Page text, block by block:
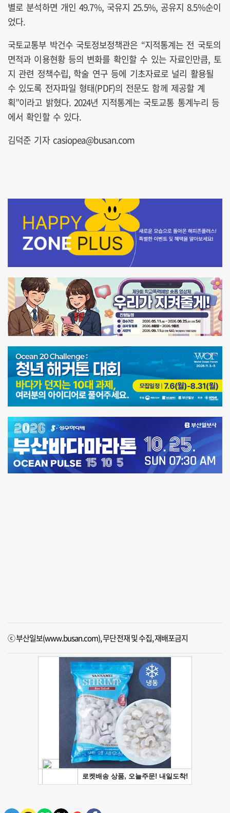
별로 분석하면 개인 49.7%, 국유지 25.5%, 공유지 8.5%순이
었다.
국토교통부 박건수 국토정보정책관은 “지적통계는 전 국토의
면적과 이용현황 등의 변화를 확인할 수 있는 자료인만큼, 토
지 관련 정책수립, 학술 연구 등에 기초자료로 널리 활용될
수 있도록 전자파일 형태(PDF)의 전문도 함께 제공할 계
획”이라고 밝혔다. 2024년 지적통계는 국토교통 통계누리 등
에서 확인할 수 있다.
김덕준 기자 casiopea@busan.com
ⓒ 부산일보(www.busan.com), 무단전재 및 수집, 재배포금지